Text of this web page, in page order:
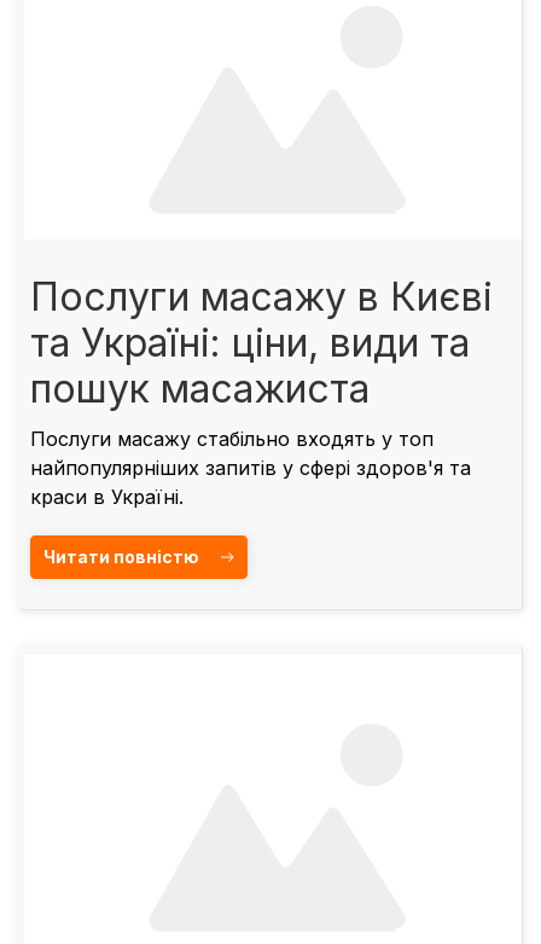
Послуги масажу в Києві
та Україні: ціни, види та
пошук масажиста
Послуги масажу стабільно входять у топ
найпопулярніших запитів у сфері здоров'я та
краси в Україні.
Читати повністю